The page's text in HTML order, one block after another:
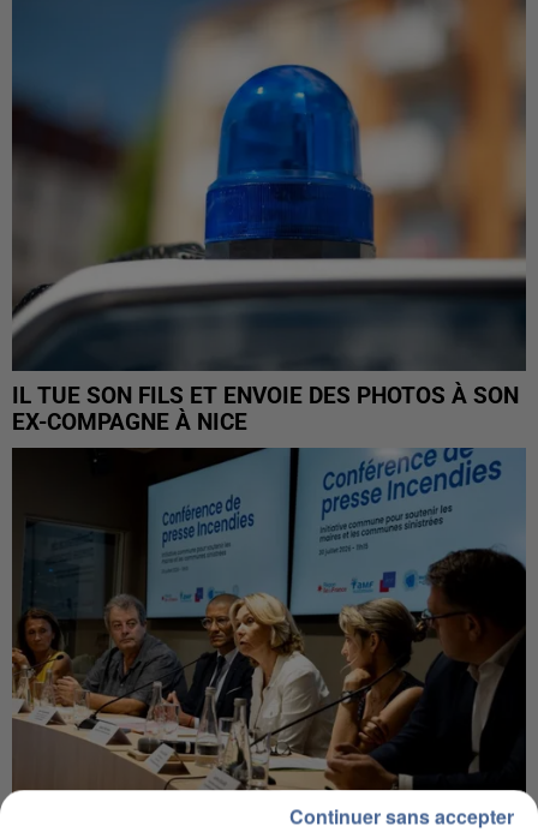
IL TUE SON FILS ET ENVOIE DES PHOTOS À SON
EX-COMPAGNE À NICE
Continuer sans accepter